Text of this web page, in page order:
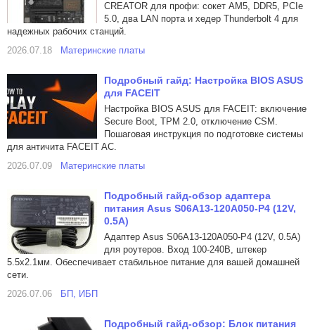
CREATOR для профи: сокет AM5, DDR5, PCIe
5.0, два LAN порта и хедер Thunderbolt 4 для
надежных рабочих станций.
2026.07.18
Материнские платы
Подробный гайд: Настройка BIOS ASUS
для FACEIT
Настройка BIOS ASUS для FACEIT: включение
Secure Boot, TPM 2.0, отключение CSM.
Пошаговая инструкция по подготовке системы
для античита FACEIT AC.
2026.07.09
Материнские платы
Подробный гайд-обзор адаптера
питания Asus S06A13-120A050-P4 (12V,
0.5A)
Адаптер Asus S06A13-120A050-P4 (12V, 0.5A)
для роутеров. Вход 100-240В, штекер
5.5x2.1мм. Обеспечивает стабильное питание для вашей домашней
сети.
2026.07.06
БП, ИБП
Подробный гайд-обзор: Блок питания